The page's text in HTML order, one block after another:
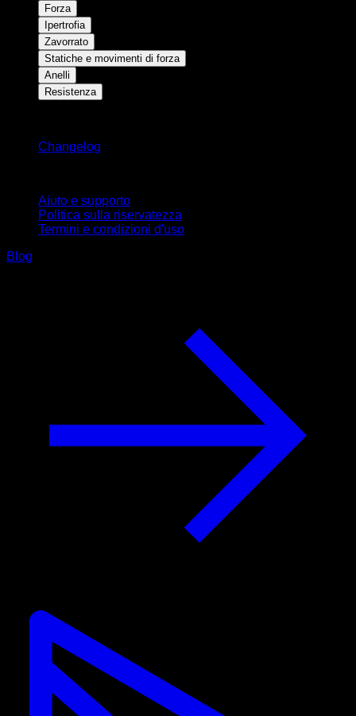
Forza
Ipertrofia
Zavorrato
Statiche e movimenti di forza
Anelli
Resistenza
Changelog
Aiuto e supporto
Politica sulla riservatezza
Termini e condizioni d'uso
Blog